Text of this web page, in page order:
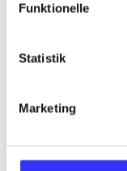
Funktionelle
Statistik
Marketing